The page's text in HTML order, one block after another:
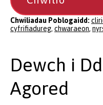
Chwiliadau Poblogaidd:
cyfrifiadureg, chwaraeon,
Dewch i
Agored